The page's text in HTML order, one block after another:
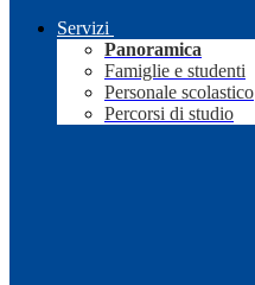
Servizi
Panoramica
Famiglie e studenti
Personale scolastico
Percorsi di studio